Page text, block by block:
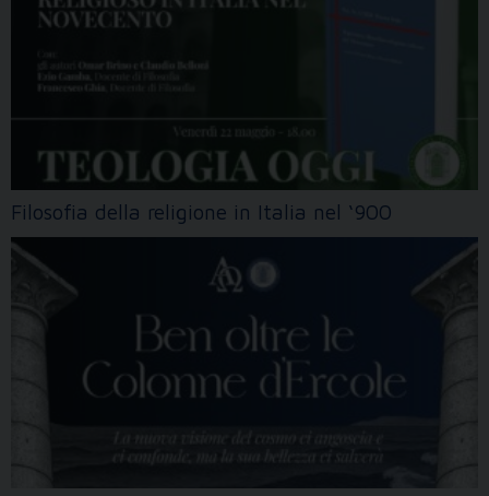
Filosofia della religione in Italia nel ‘900